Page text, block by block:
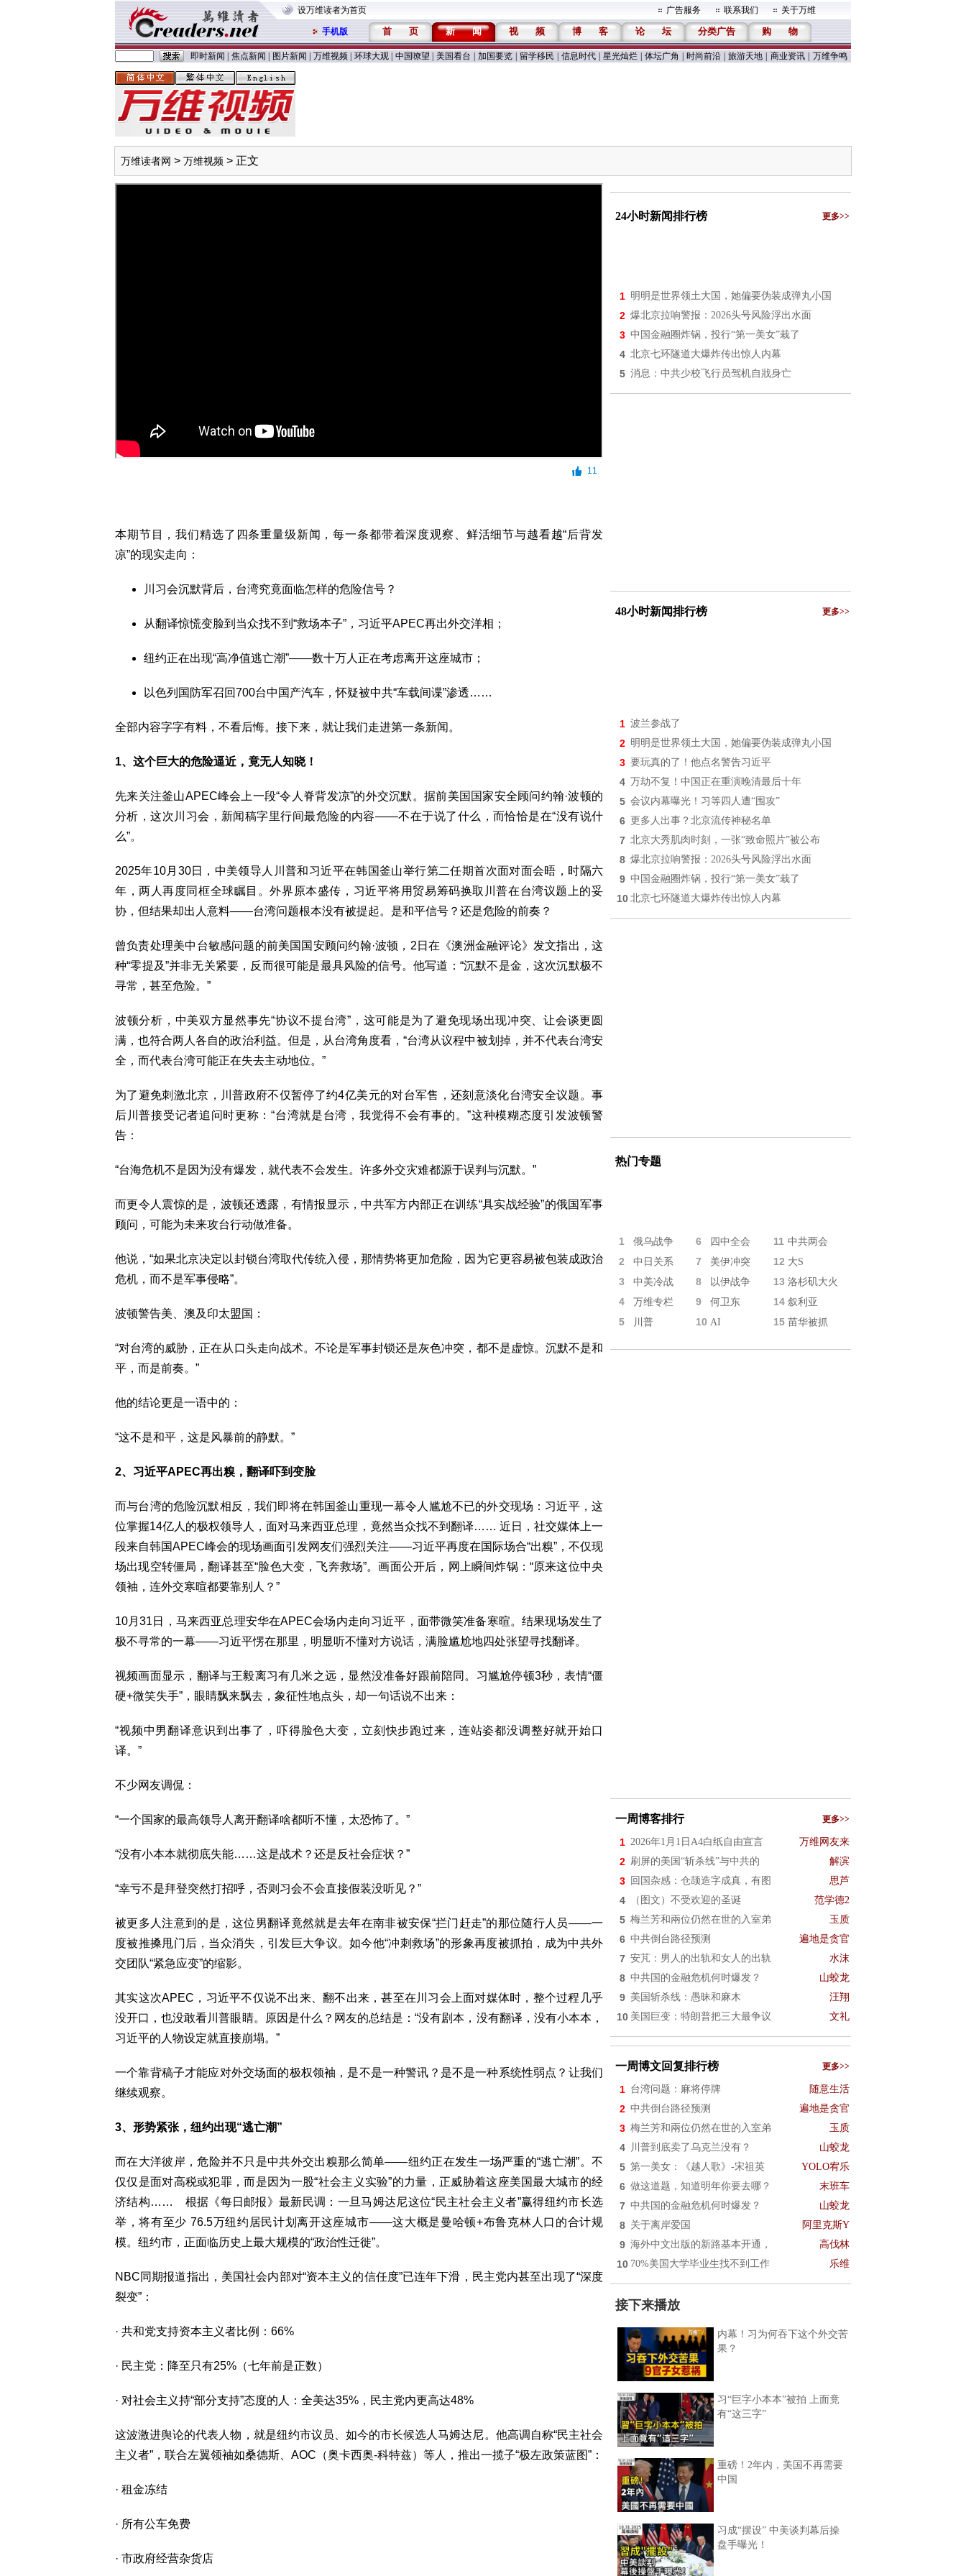
设万维读者为首页 广告服务 联系我们 关于万维
手机版 首 页 新 闻 视 频 博 客 论 坛 分类广告 购 物
即时新闻 焦点新闻 图片新闻 万维视频 环球大观 中国嘹望 美国看台 加国要览 留学移民 信息时代 星光灿烂 体坛广角 时尚前沿 旅游天地 商业资讯 万维争鸣
万维读者网 > 万维视频 > 正文
11
本期节目，我们精选了四条重量级新闻，每一条都带着深度观察、鲜活细节与越看越“后背发
凉”的现实走向：
川习会沉默背后，台湾究竟面临怎样的危险信号？
从翻译惊慌变脸到当众找不到“救场本子”，习近平APEC再出外交洋相；
纽约正在出现“高净值逃亡潮”——数十万人正在考虑离开这座城市；
以色列国防军召回700台中国产汽车，怀疑被中共“车载间谍”渗透……
全部内容字字有料，不看后悔。接下来，就让我们走进第一条新闻。
1、这个巨大的危险逼近，竟无人知晓！
先来关注釜山APEC峰会上一段“令人脊背发凉”的外交沉默。据前美国国家安全顾问约翰·波顿的
分析，这次川习会，新闻稿字里行间最危险的内容——不在于说了什么，而恰恰是在“没有说什
么”。
2025年10月30日，中美领导人川普和习近平在韩国釜山举行第二任期首次面对面会晤，时隔六
年，两人再度同框全球瞩目。外界原本盛传，习近平将用贸易筹码换取川普在台湾议题上的妥
协，但结果却出人意料——台湾问题根本没有被提起。是和平信号？还是危险的前奏？
曾负责处理美中台敏感问题的前美国国安顾问约翰·波顿，2日在《澳洲金融评论》发文指出，这
种“零提及”并非无关紧要，反而很可能是最具风险的信号。他写道：“沉默不是金，这次沉默极不
寻常，甚至危险。”
波顿分析，中美双方显然事先“协议不提台湾”，这可能是为了避免现场出现冲突、让会谈更圆
满，也符合两人各自的政治利益。但是，从台湾角度看，“台湾从议程中被划掉，并不代表台湾安
全，而代表台湾可能正在失去主动地位。”
为了避免刺激北京，川普政府不仅暂停了约4亿美元的对台军售，还刻意淡化台湾安全议题。事
后川普接受记者追问时更称：“台湾就是台湾，我觉得不会有事的。”这种模糊态度引发波顿警
告：
“台海危机不是因为没有爆发，就代表不会发生。许多外交灾难都源于误判与沉默。”
而更令人震惊的是，波顿还透露，有情报显示，中共军方内部正在训练“具实战经验”的俄国军事
顾问，可能为未来攻台行动做准备。
他说，“如果北京决定以封锁台湾取代传统入侵，那情势将更加危险，因为它更容易被包装成政治
危机，而不是军事侵略”。
波顿警告美、澳及印太盟国：
“对台湾的威胁，正在从口头走向战术。不论是军事封锁还是灰色冲突，都不是虚惊。沉默不是和
平，而是前奏。”
他的结论更是一语中的：
“这不是和平，这是风暴前的静默。”
2、习近平APEC再出糗，翻译吓到变脸
而与台湾的危险沉默相反，我们即将在韩国釜山重现一幕令人尴尬不已的外交现场：习近平，这
位掌握14亿人的极权领导人，面对马来西亚总理，竟然当众找不到翻译…… 近日，社交媒体上一
段来自韩国APEC峰会的现场画面引发网友们强烈关注——习近平再度在国际场合“出糗”，不仅现
场出现空转僵局，翻译甚至“脸色大变，飞奔救场”。画面公开后，网上瞬间炸锅：“原来这位中央
领袖，连外交寒暄都要靠别人？”
10月31日，马来西亚总理安华在APEC会场内走向习近平，面带微笑准备寒暄。结果现场发生了
极不寻常的一幕——习近平愣在那里，明显听不懂对方说话，满脸尴尬地四处张望寻找翻译。
视频画面显示，翻译与王毅离习有几米之远，显然没准备好跟前陪同。习尴尬停顿3秒，表情“僵
硬+微笑失手”，眼睛飘来飘去，象征性地点头，却一句话说不出来：
“视频中男翻译意识到出事了，吓得脸色大变，立刻快步跑过来，连站姿都没调整好就开始口
译。”
不少网友调侃：
“一个国家的最高领导人离开翻译啥都听不懂，太恐怖了。”
“没有小本本就彻底失能……这是战术？还是反社会症状？”
“幸亏不是拜登突然打招呼，否则习会不会直接假装没听见？”
被更多人注意到的是，这位男翻译竟然就是去年在南非被安保“拦门赶走”的那位随行人员——一
度被推搡甩门后，当众消失，引发巨大争议。如今他“冲刺救场”的形象再度被抓拍，成为中共外
交团队“紧急应变”的缩影。
其实这次APEC，习近平不仅说不出来、翻不出来，甚至在川习会上面对媒体时，整个过程几乎
没开口，也没敢看川普眼睛。原因是什么？网友的总结是：“没有剧本，没有翻译，没有小本本，
习近平的人物设定就直接崩塌。”
一个靠背稿子才能应对外交场面的极权领袖，是不是一种警讯？是不是一种系统性弱点？让我们
继续观察。
3、形势紧张，纽约出现“逃亡潮”
而在大洋彼岸，危险并不只是中共外交出糗那么简单——纽约正在发生一场严重的“逃亡潮”。不
仅仅是面对高税或犯罪，而是因为一股“社会主义实验”的力量，正威胁着这座美国最大城市的经
济结构…… 根据《每日邮报》最新民调：一旦马姆达尼这位“民主社会主义者”赢得纽约市长选
举，将有至少 76.5万纽约居民计划离开这座城市——这大概是曼哈顿+布鲁克林人口的合计规
模。纽约市，正面临历史上最大规模的“政治性迁徙”。
NBC同期报道指出，美国社会内部对“资本主义的信任度”已连年下滑，民主党内甚至出现了“深度
裂变”：
· 共和党支持资本主义者比例：66%
· 民主党：降至只有25%（七年前是正数）
· 对社会主义持“部分支持”态度的人：全美达35%，民主党内更高达48%
这波激进舆论的代表人物，就是纽约市议员、如今的市长候选人马姆达尼。他高调自称“民主社会
主义者”，联合左翼领袖如桑德斯、AOC（奥卡西奥-科特兹）等人，推出一揽子“极左政策蓝图”：
· 租金冻结
· 所有公车免费
· 市政府经营杂货店
24小时新闻排行榜 更多>>
1 明明是世界领土大国，她偏要伪装成弹丸小国
2 爆北京拉响警报：2026头号风险浮出水面
3 中国金融圈炸锅，投行“第一美女”栽了
4 北京七环隧道大爆炸传出惊人内幕
5 消息：中共少校飞行员驾机自戕身亡
48小时新闻排行榜 更多>>
1 波兰参战了
2 明明是世界领土大国，她偏要伪装成弹丸小国
3 要玩真的了！他点名警告习近平
4 万劫不复！中国正在重演晚清最后十年
5 会议内幕曝光！习等四人遭“围攻”
6 更多人出事？北京流传神秘名单
7 北京大秀肌肉时刻，一张“致命照片”被公布
8 爆北京拉响警报：2026头号风险浮出水面
9 中国金融圈炸锅，投行“第一美女”栽了
10 北京七环隧道大爆炸传出惊人内幕
热门专题
1 俄乌战争 6 四中全会 11 中共两会
2 中日关系 7 美伊冲突 12 大S
3 中美冷战 8 以伊战争 13 洛杉矶大火
4 万维专栏 9 何卫东 14 叙利亚
5 川普 10 AI 15 苗华被抓
一周博客排行 更多>>
1 2026年1月1日A4白纸自由宣言 万维网友来
2 刷屏的美国“斩杀线”与中共的 解滨
3 回国杂感：仓颉造字成真，有图 思芦
4 （图文）不受欢迎的圣诞 范学德2
5 梅兰芳和兩位仍然在世的入室弟 玉质
6 中共倒台路径预测 遍地是贪官
7 安芃：男人的出轨和女人的出轨 水沫
8 中共国的金融危机何时爆发？ 山蛟龙
9 美国斩杀线：愚昧和麻木 汪翔
10 美国巨变：特朗普把三大最争议 文礼
一周博文回复排行榜 更多>>
1 台湾问题：麻将停牌 随意生活
2 中共倒台路径预测 遍地是贪官
3 梅兰芳和兩位仍然在世的入室弟 玉质
4 川普到底卖了乌克兰没有？ 山蛟龙
5 第一美女：《越人歌》-宋祖英 YOLO宥乐
6 做这道题，知道明年你要去哪？ 末班车
7 中共国的金融危机何时爆发？ 山蛟龙
8 关于离岸爱国 阿里克斯Y
9 海外中文出版的新路基本开通， 高伐林
10 70%美国大学毕业生找不到工作 乐维
接下来播放
内幕！习为何吞下这个外交苦
果？
习“巨字小本本”被拍 上面竟
有“这三字”
重磅！2年内，美国不再需要
中国
习成“摆设” 中美谈判幕后操
盘手曝光！